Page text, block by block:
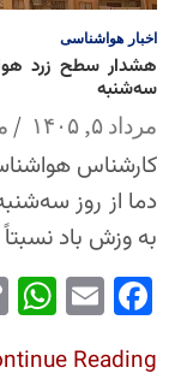
اخبار هواشناسی
هشدار سطح زرد
سه‌شنبه
مرداد ۵, ۱۴۰۵
کارشناس
دما از روز
به وزش باد
Fac
ok
Em
Reading